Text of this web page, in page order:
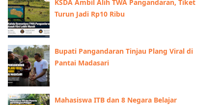
KSDA Ambil Alih TWA Pangandaran, Tiket
Turun Jadi Rp10 Ribu
Bupati Pangandaran Tinjau Plang Viral di
Pantai Madasari
Mahasiswa ITB dan 8 Negara Belajar